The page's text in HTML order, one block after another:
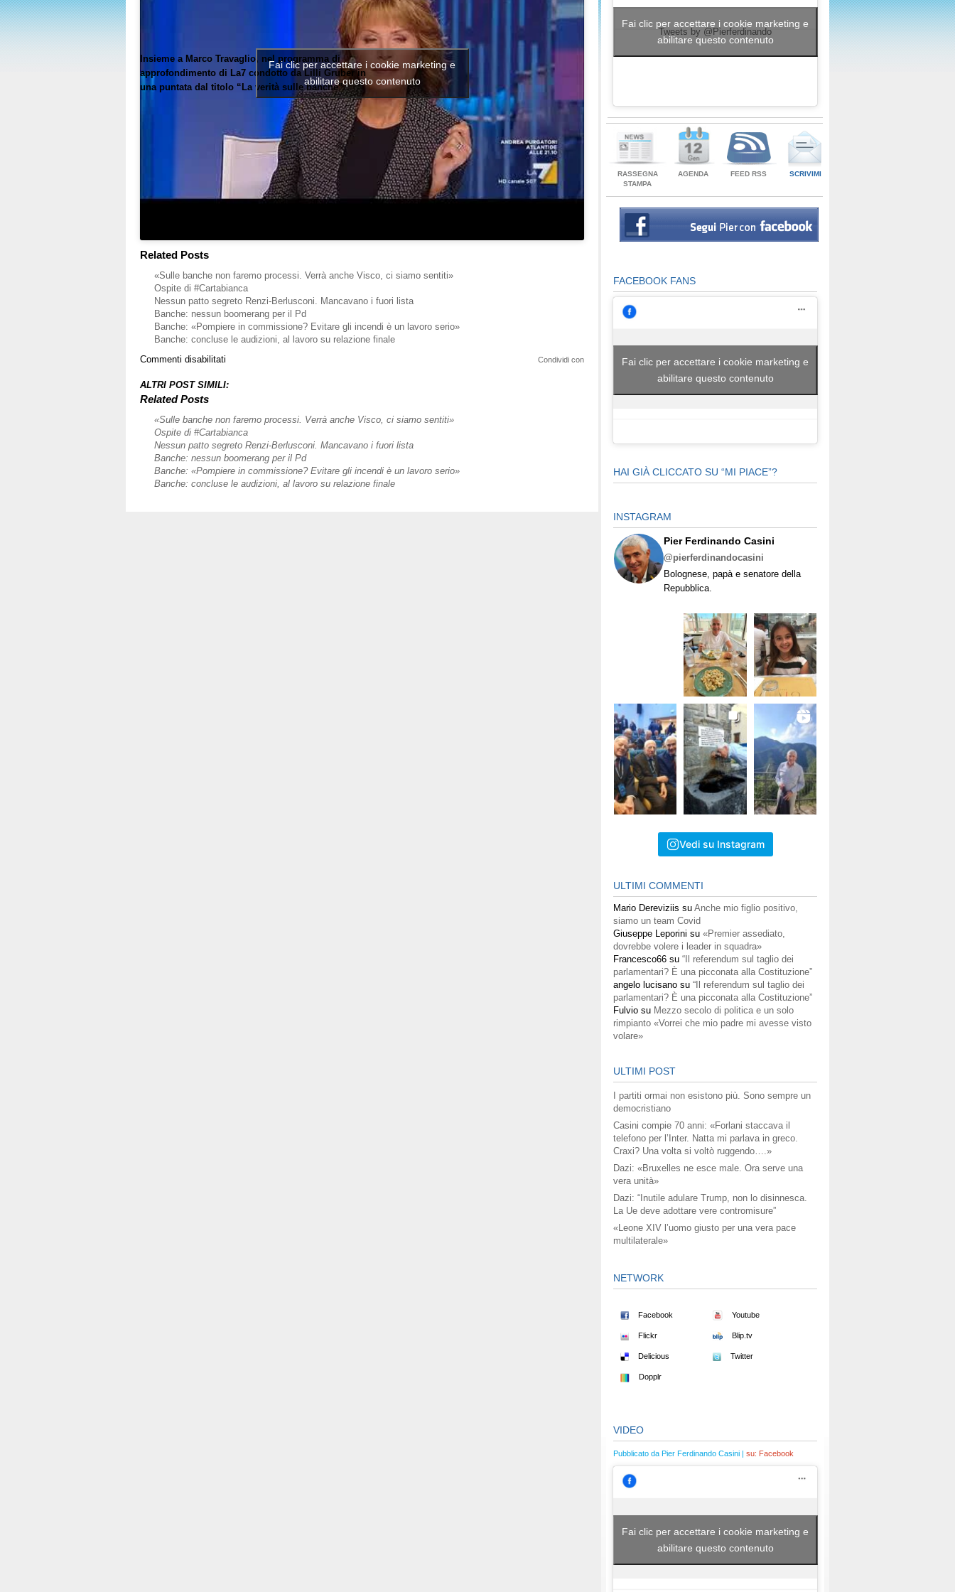
Insieme a Marco Travaglio, nel programma di
approfondimento di La7 condotto da Lilli Gruber in
una puntata dal titolo “La verità sulle banche”
Fai clic per accettare i cookie marketing e
abilitare questo contenuto
Related Posts
«Sulle banche non faremo processi. Verrà anche Visco, ci siamo sentiti»
Ospite di #Cartabianca
Nessun patto segreto Renzi-Berlusconi. Mancavano i fuori lista
Banche: nessun boomerang per il Pd
Banche: «Pompiere in commissione? Evitare gli incendi è un lavoro serio»
Banche: concluse le audizioni, al lavoro su relazione finale
Commenti disabilitati
di
mezzo
ALTRI POST SIMILI:
Related Posts
«Sulle banche non faremo processi. Verrà anche Visco, ci siamo sentiti»
Ospite di #Cartabianca
Nessun patto segreto Renzi-Berlusconi. Mancavano i fuori lista
Banche: nessun boomerang per il Pd
Banche: «Pompiere in commissione? Evitare gli incendi è un lavoro serio»
Banche: concluse le audizioni, al lavoro su relazione finale
Condividi con
Tweets by @Pierferdinando
Fai clic per accettare i cookie marketing e
abilitare questo contenuto
RASSEGNA
STAMPA
AGENDA FEED RSS SCRIVIMI
FACEBOOK FANS
Fai clic per accettare i cookie marketing e
abilitare questo contenuto
HAI GIÀ CLICCATO SU “MI PIACE”?
INSTAGRAM
Pier Ferdinando Casini
@pierferdinandocasini
Bolognese, papà e senatore della
Repubblica.
Vedi su Instagram
ULTIMI COMMENTI
Mario Dereviziis su Anche mio figlio positivo,
siamo un team Covid
Giuseppe Leporini su «Premier assediato,
dovrebbe volere i leader in squadra»
Francesco66 su “Il referendum sul taglio dei
parlamentari? È una picconata alla Costituzione”
angelo lucisano su “Il referendum sul taglio dei
parlamentari? È una picconata alla Costituzione”
Fulvio su Mezzo secolo di politica e un solo
rimpianto «Vorrei che mio padre mi avesse visto
volare»
ULTIMI POST
I partiti ormai non esistono più. Sono sempre un
democristiano
Casini compie 70 anni: «Forlani staccava il
telefono per l’Inter. Natta mi parlava in greco.
Craxi? Una volta si voltò ruggendo….»
Dazi: «Bruxelles ne esce male. Ora serve una
vera unità»
Dazi: “Inutile adulare Trump, non lo disinnesca.
La Ue deve adottare vere contromisure”
«Leone XIV l’uomo giusto per una vera pace
multilaterale»
NETWORK
Facebook Youtube
Flickr Blip.tv
Delicious Twitter
Dopplr
VIDEO
Pubblicato da Pier Ferdinando Casini | su: Facebook
Fai clic per accettare i cookie marketing e
abilitare questo contenuto